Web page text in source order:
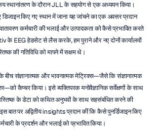
स्थानांतरण के दौरान JLL के सहयोग से एक अध्ययन किया।
किए गए स्थान में जाना यह जांचने का एक अवसर प्रदान
कर्मचारी की भलाई और उत्पादकता को कैसे प्रभावित करते
के EEG हेडसेट से लैस करके, हम पुराने और नए दोनों कार्यालयों
की गतिविधि को मापने में सक्षम थे।
के बीच संज्ञानात्मक और भावनात्मक मेट्रिक्स—जैसे कि संज्ञानात्मक
कैप्चर किया। इसे व्यक्तिपरक मनोवैज्ञानिक सर्वेक्षणों के साथ
के डेटा को कथित अनुभवों के साथ सहसंबंधित करने की
बात पर अद्वितीय insights प्रदान कीं कि कैसे पुनर्डिजाइन किए
के प्रदर्शन और भलाई को प्रभावित किया।